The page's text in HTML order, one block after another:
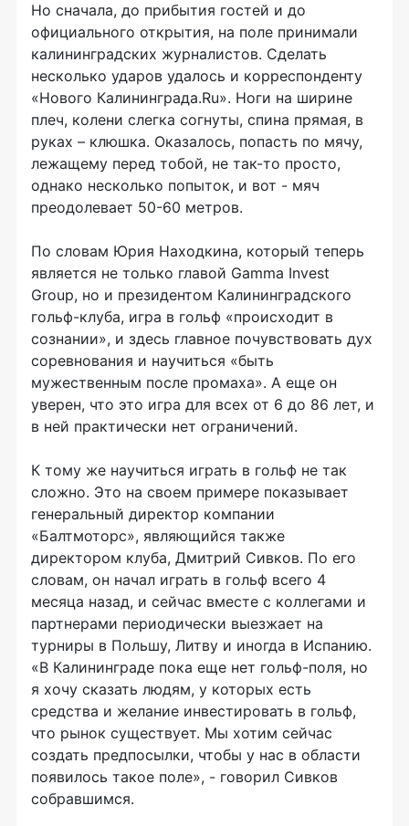
Но сначала, до прибытия гостей и до
официального открытия, на поле принимали
калининградских журналистов. Сделать
несколько ударов удалось и корреспонденту
«Нового Калининграда.Ru». Ноги на ширине
плеч, колени слегка согнуты, спина прямая, в
руках – клюшка. Оказалось, попасть по мячу,
лежащему перед тобой, не так-то просто,
однако несколько попыток, и вот - мяч
преодолевает 50-60 метров.
По словам Юрия Находкина, который теперь
является не только главой Gamma Invest
Group, но и президентом Калининградского
гольф-клуба, игра в гольф «происходит в
сознании», и здесь главное почувствовать дух
соревнования и научиться «быть
мужественным после промаха». А еще он
уверен, что это игра для всех от 6 до 86 лет, и
в ней практически нет ограничений.
К тому же научиться играть в гольф не так
сложно. Это на своем примере показывает
генеральный директор компании
«Балтмоторс», являющийся также
директором клуба, Дмитрий Сивков. По его
словам, он начал играть в гольф всего 4
месяца назад, и сейчас вместе с коллегами и
партнерами периодически выезжает на
турниры в Польшу, Литву и иногда в Испанию.
«В Калининграде пока еще нет гольф-поля, но
я хочу сказать людям, у которых есть
средства и желание инвестировать в гольф,
что рынок существует. Мы хотим сейчас
создать предпосылки, чтобы у нас в области
появилось такое поле», - говорил Сивков
собравшимся.